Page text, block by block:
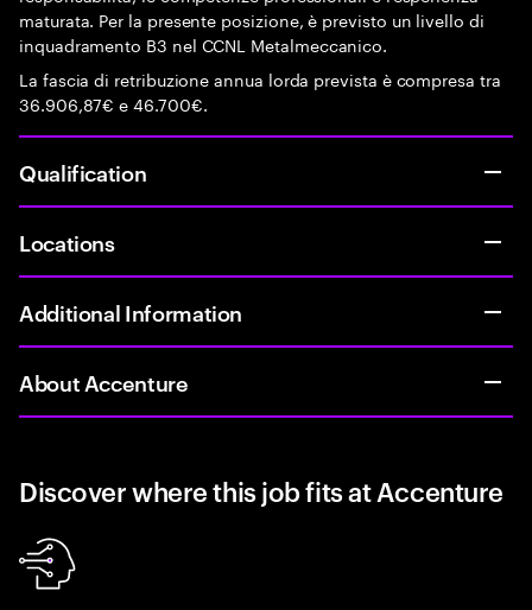
maturata. Per la presente posizione, è previsto un livello di
inquadramento B3 nel CCNL Metalmeccanico.
La fascia di retribuzione annua lorda prevista è compresa tra
36.906,87€ e 46.700€.
Qualification
Locations
Additional Information
About Accenture
Discover where this job fits at Accenture